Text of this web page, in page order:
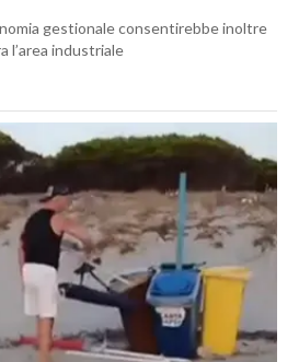
gestionale consentirebbe inoltre
l’area industriale